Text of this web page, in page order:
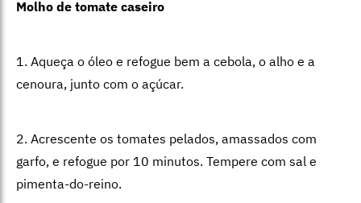
Molho de tomate caseiro
1. Aqueça o óleo e refogue bem a cebola, o alho e a
cenoura, junto com o açúcar.
2. Acrescente os tomates pelados, amassados com
garfo, e refogue por 10 minutos. Tempere com sal e
pimenta-do-reino.